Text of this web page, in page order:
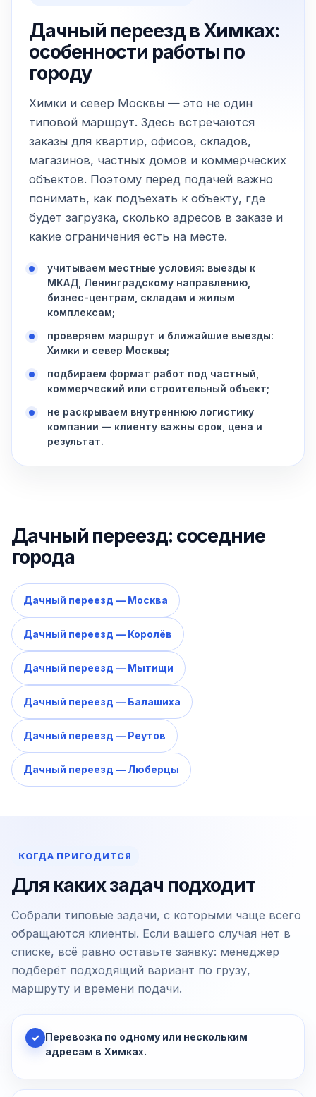
Дачный переезд в Химках:
особенности работы по
городу
Химки и север Москвы — это не один
типовой маршрут. Здесь встречаются
заказы для квартир, офисов, складов,
магазинов, частных домов и коммерческих
объектов. Поэтому перед подачей важно
понимать, как подъехать к объекту, где
будет загрузка, сколько адресов в заказе и
какие ограничения есть на месте.
учитываем местные условия: выезды к
МКАД, Ленинградскому направлению,
бизнес-центрам, складам и жилым
комплексам;
проверяем маршрут и ближайшие выезды:
Химки и север Москвы;
подбираем формат работ под частный,
коммерческий или строительный объект;
не раскрываем внутреннюю логистику
компании — клиенту важны срок, цена и
результат.
Дачный переезд: соседние
города
Дачный переезд — Москва
Дачный переезд — Королёв
Дачный переезд — Мытищи
Дачный переезд — Балашиха
Дачный переезд — Реутов
Дачный переезд — Люберцы
КОГДА ПРИГОДИТСЯ
Для каких задач подходит
Собрали типовые задачи, с которыми чаще всего
обращаются клиенты. Если вашего случая нет в
списке, всё равно оставьте заявку: менеджер
подберёт подходящий вариант по грузу,
маршруту и времени подачи.
✓ Перевозка по одному или нескольким
адресам в Химках.